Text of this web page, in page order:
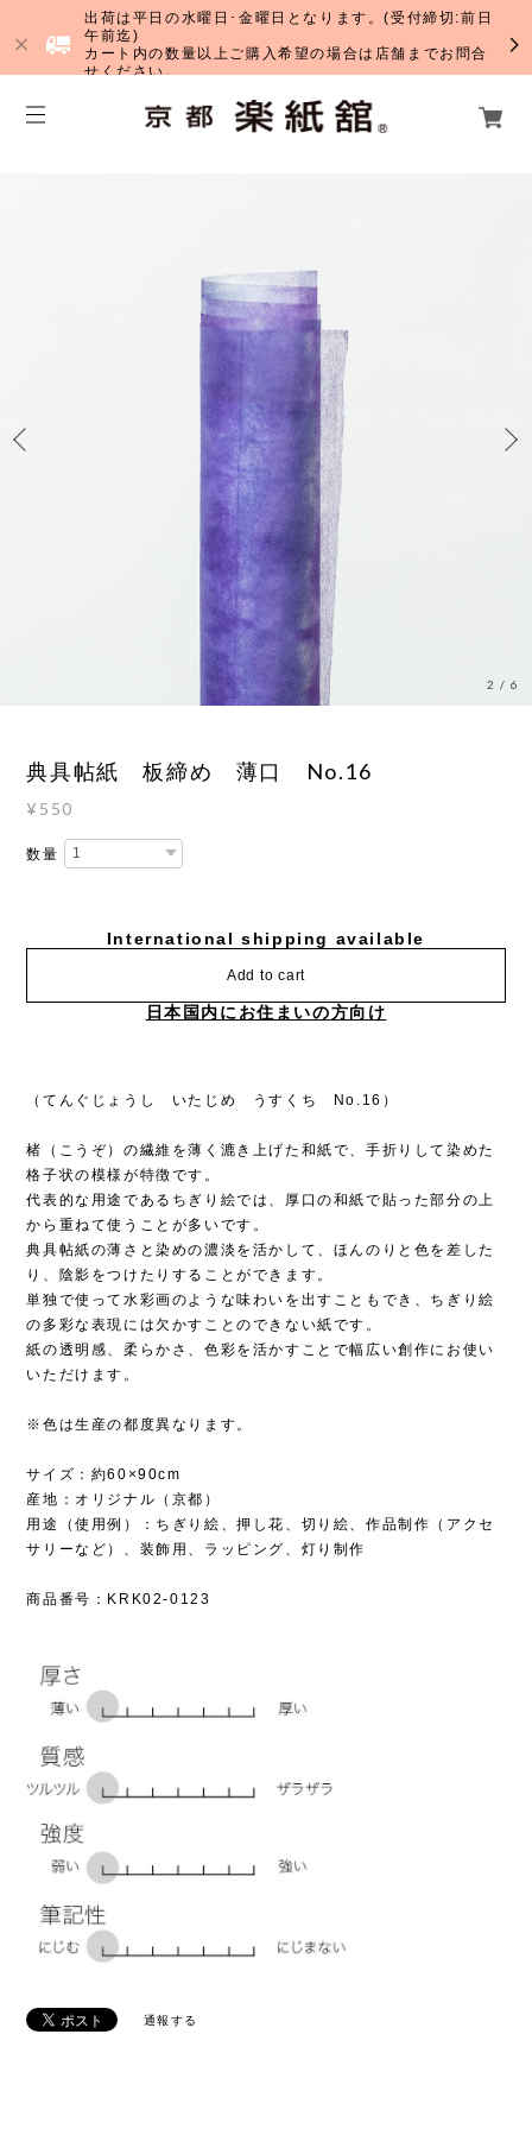
出荷は平日の水曜日･金曜日となります。(受付締切:前日
午前迄)
カート内の数量以上ご購入希望の場合は店舗までお問合
せください。
2 /6
典具帖紙 板締め 薄口 No.16
¥550
数量
International shipping available
Add to cart
日本国内にお住まいの方向け
（てんぐじょうし いたじめ うすくち No.16）
楮（こうぞ）の繊維を薄く漉き上げた和紙で、手折りして染めた
格子状の模様が特徴です。
代表的な用途であるちぎり絵では、厚口の和紙で貼った部分の上
から重ねて使うことが多いです。
典具帖紙の薄さと染めの濃淡を活かして、ほんのりと色を差した
り、陰影をつけたりすることができます。
単独で使って水彩画のような味わいを出すこともでき、ちぎり絵
の多彩な表現には欠かすことのできない紙です。
紙の透明感、柔らかさ、色彩を活かすことで幅広い創作にお使い
いただけます。
※色は生産の都度異なります。
サイズ：約60×90cm
産地：オリジナル（京都）
用途（使用例）：ちぎり絵、押し花、切り絵、作品制作（アクセ
サリーなど）、装飾用、ラッピング、灯り制作
商品番号：KRK02-0123
通報する